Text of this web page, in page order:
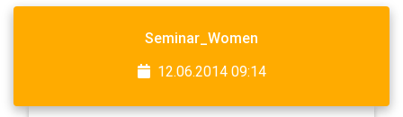
Seminar_Women
12.06.2014 09:14